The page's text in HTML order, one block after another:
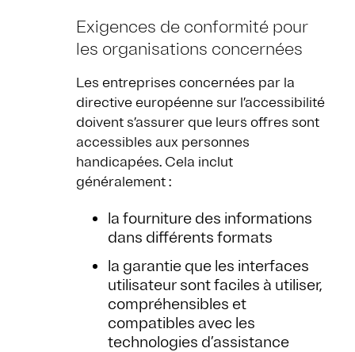
Exigences de conformité pour
les organisations concernées
Les entreprises concernées par la
directive européenne sur l’accessibilité
doivent s’assurer que leurs offres sont
accessibles aux personnes
handicapées. Cela inclut
généralement :
la fourniture des informations
dans différents formats
la garantie que les interfaces
utilisateur sont faciles à utiliser,
compréhensibles et
compatibles avec les
technologies d’assistance